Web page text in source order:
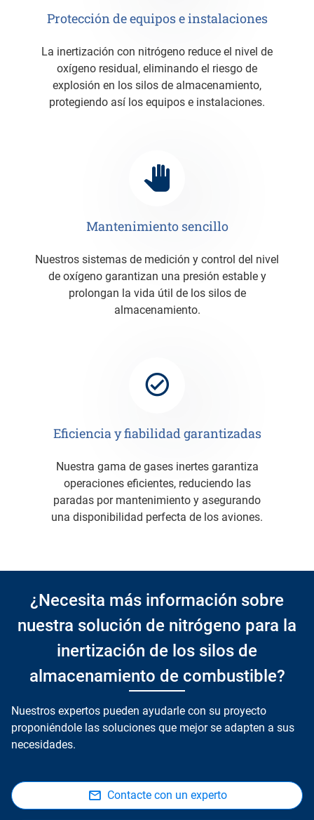
Protección de equipos e instalaciones
La inertización con nitrógeno reduce el nivel de
oxígeno residual, eliminando el riesgo de
explosión en los silos de almacenamiento,
protegiendo así los equipos e instalaciones.
Mantenimiento sencillo
Nuestros sistemas de medición y control del nivel
de oxígeno garantizan una presión estable y
prolongan la vida útil de los silos de
almacenamiento.
Eficiencia y fiabilidad garantizadas
Nuestra gama de gases inertes garantiza
operaciones eficientes, reduciendo las
paradas por mantenimiento y asegurando
una disponibilidad perfecta de los aviones.
¿Necesita más información sobre
nuestra solución de nitrógeno para la
inertización de los silos de
almacenamiento de combustible?
Nuestros expertos pueden ayudarle con su proyecto
proponiéndole las soluciones que mejor se adapten a sus
necesidades.
Contacte con un experto